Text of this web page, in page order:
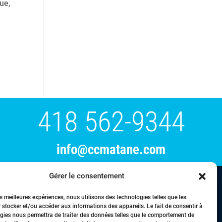
Gérer le consentement
meilleures expériences, nous utilisons des technologies telles que les
stocker et/ou accéder aux informations des appareils. Le fait de consentir à
nous permettra de traiter des données telles que le comportement de
418 562-9344
info@ccmatane.com
Événements Membres Nous joindre